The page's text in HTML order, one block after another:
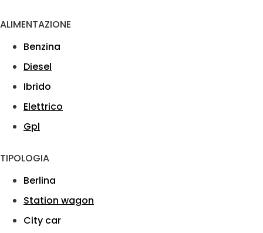
ALIMENTAZIONE
Benzina
Diesel
Ibrido
Elettrico
Gpl
TIPOLOGIA
Berlina
Station wagon
City car